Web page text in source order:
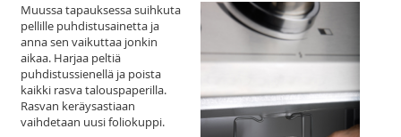
Muussa tapauksessa suihkuta
pellille puhdistusainetta ja
anna sen vaikuttaa jonkin
aikaa. Harjaa peltiä
puhdistussienellä ja poista
kaikki rasva talouspaperilla.
Rasvan keräysastiaan
vaihdetaan uusi foliokuppi.